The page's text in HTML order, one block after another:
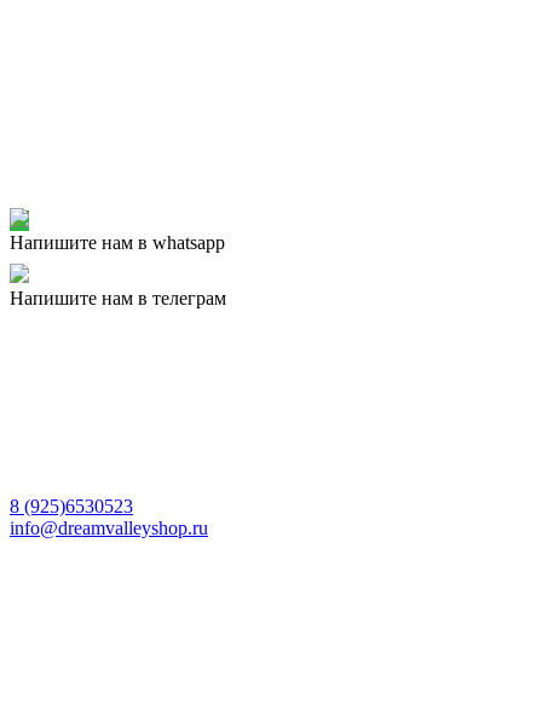
Напишите нам в whatsapp
Напишите нам в телеграм
8 (925)6530523
info@dreamvalleyshop.ru